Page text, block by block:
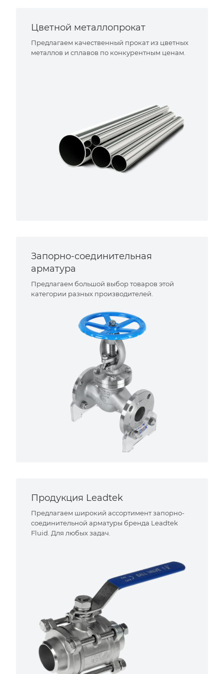
Цветной металлопрокат
Предлагаем качественный прокат из цветных
металлов и сплавов по конкурентным ценам.
Запорно-соединительная
арматура
Предлагаем большой выбор товаров этой
категории разных производителей.
Продукция Leadtek
Предлагаем широкий ассортимент запорно-
соединительной арматуры бренда Leadtek
Fluid. Для любых задач.